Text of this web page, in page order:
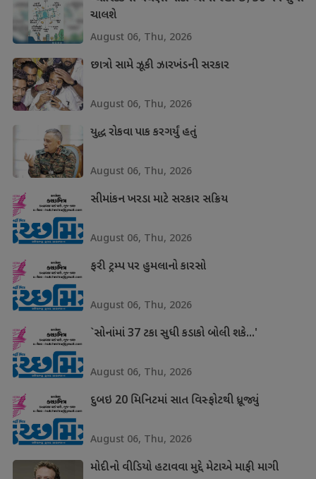
ચાલશે
August 06, Thu, 2026
છાત્રો સામે ઝૂકી ઝારખંડની સરકાર
August 06, Thu, 2026
યુદ્ધ રોકવા પાક કરગર્યું હતું
August 06, Thu, 2026
સીમાંકન ખરડા માટે સરકાર સક્રિય
August 06, Thu, 2026
ફરી ટ્રમ્પ પર હુમલાનો કારસો
August 06, Thu, 2026
`સોનાંમાં 37 ટકા સુધી કડાકો બોલી શકે...'
August 06, Thu, 2026
દુબઇ 20 મિનિટમાં સાત વિસ્ફોટથી ધ્રૂજ્યું
August 06, Thu, 2026
મોદીનો વીડિયો હટાવવા મુદ્દે મેટાએ માફી માગી